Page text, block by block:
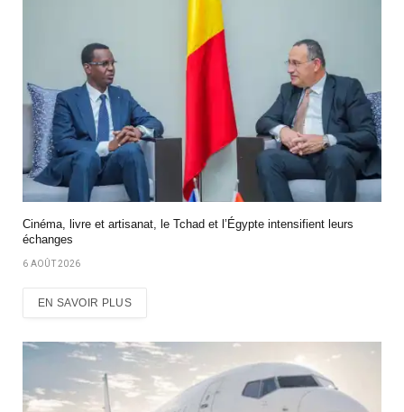
Cinéma, livre et artisanat, le Tchad et l’Égypte intensifient leurs
échanges
6 AOÛT 2026
EN SAVOIR PLUS